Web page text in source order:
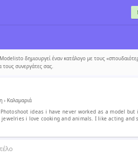
δημιουργεί έναν κατάλογο με τους
τους συνεργάτες σας.
› Καλαμαριά
ideas i have never worked as a model
i love cooking and animals. I like acting and